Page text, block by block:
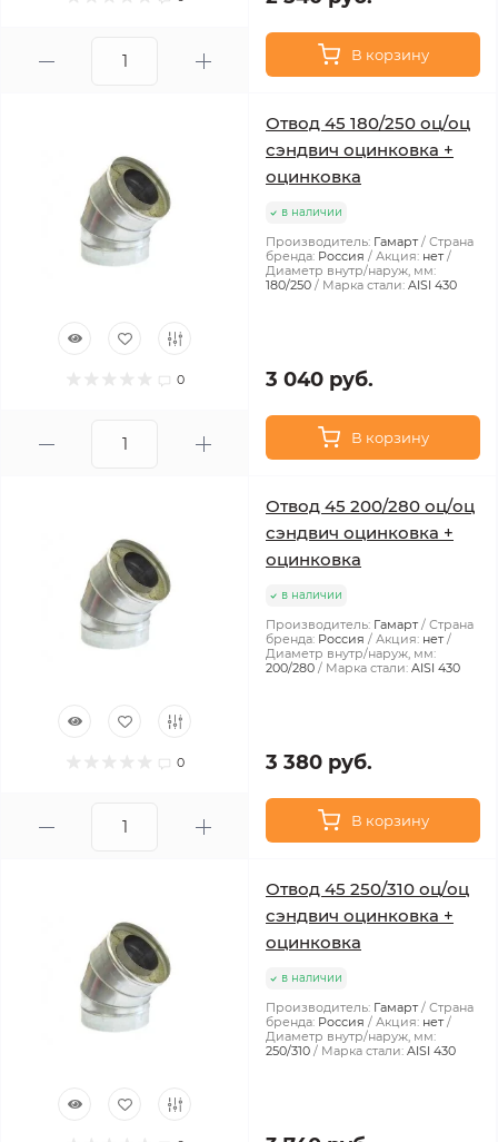
В корзину
0
Отвод 45 180/250 оц/оц
сэндвич оцинковка +
оцинковка
в наличии
Производитель: Гамарт
Страна
бренда: Россия Акция: нет
Диаметр внутр/наруж, мм:
180/250
Марка стали: AISI 430
3 040 руб.
В корзину
0
Отвод 45 200/280 оц/оц
сэндвич оцинковка +
оцинковка
в наличии
Производитель: Гамарт
Страна
бренда: Россия Акция: нет
Диаметр внутр/наруж, мм:
200/280
Марка стали: AISI 430
3 380 руб.
В корзину
Отвод 45 250/310 оц/оц
сэндвич оцинковка +
оцинковка
в наличии
Производитель: Гамарт
Страна
бренда: Россия Акция: нет
Диаметр внутр/наруж, мм:
250/310
Марка стали: AISI 430